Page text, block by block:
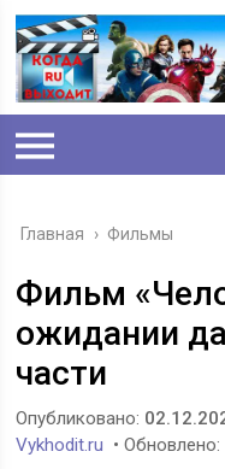
Главная › Фильмы
Фильм
ожидании
части
Опубликовано:
Vykhodit.ru • Обновлено: